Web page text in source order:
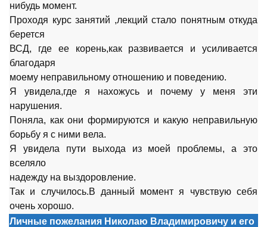
нибудь момент.
Проходя курс занятий ,лекций стало понятным откуда
берется
ВСД, где ее корень,как развивается и усиливается
благодаря
моему неправильному отношению и поведению.
Я увидела,где я нахожусь и почему у меня эти
нарушения.
Поняла, как они формируются и какую неправильную
борьбу я с ними вела.
Я увидела пути выхода из моей проблемы, а это
вселяло
надежду на выздоровление.
Так и случилось.В данный момент я чувствую себя
очень хорошо.
Личные пожелания Николаю Владимировичу и его